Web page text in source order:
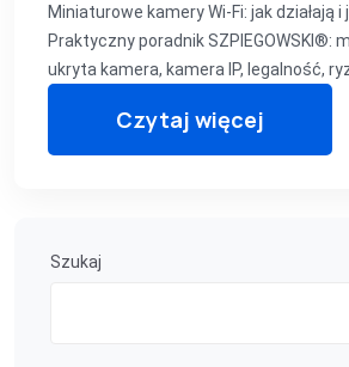
Miniaturowe kamery Wi‑Fi: jak działają
Praktyczny poradnik SZPIEGOWSKI®:
ukryta kamera, kamera IP, legalność,
Czytaj więcej
Szukaj